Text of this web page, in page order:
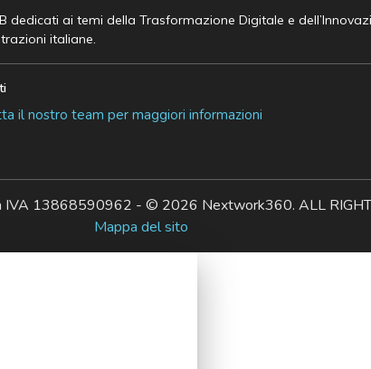
ai temi della Trasformazione Digitale e
italiane.
il nostro team per maggiori informazioni
IVA 13868590962 - © 2026 Nextwork360. ALL
Mappa del sito